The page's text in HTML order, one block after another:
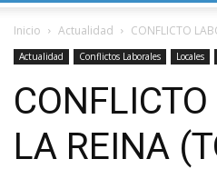
Inicio Actualidad CONFLICTO
Actualidad Conflictos Laborales Locales
LA REINA